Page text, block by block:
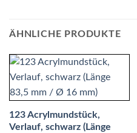
ÄHNLICHE PRODUKTE
123 Acrylmundstück,
Verlauf, schwarz (Länge